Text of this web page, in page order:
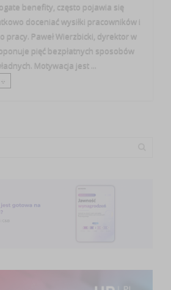
benefity, często pojawia się
doceniać wysiłki pracowników i
pracy. Paweł Wierzbicki, dyrektor w
pięć bezpłatnych sposobów
Motywacja jest ...